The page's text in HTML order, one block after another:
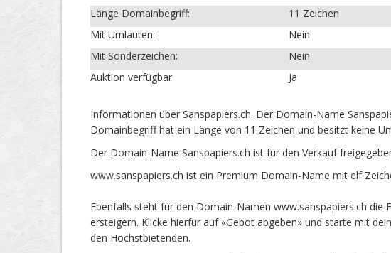
Länge Domainbegriff:
11 Zeichen
Mit Umlauten:
Nein
Mit Sonderzeichen:
Nein
Auktion verfügbar:
Ja
Informationen über Sanspapiers.ch. Der Domain-Name
Domainbegriff hat ein Länge von 11 Zeichen und besitzt keine
Der Domain-Name Sanspapiers.ch ist für den Verkauf
www.sanspapiers.ch ist ein Premium Domain-Name mit elf
Ebenfalls steht für den Domain-Namen www.sanspapiers.ch
ersteigern. Klicke hierfür auf «Gebot abgeben» und starte mit
den Höchstbietenden.